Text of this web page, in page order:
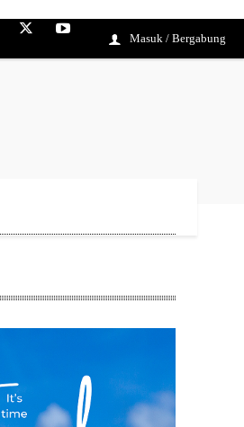
Masuk / Bergabung